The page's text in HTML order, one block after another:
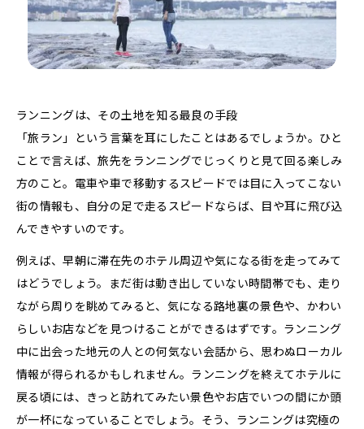
ランニングは、その土地を知る最良の手段
「旅ラン」という言葉を耳にしたことはあるでしょうか。ひと
ことで言えば、旅先をランニングでじっくりと見て回る楽しみ
方のこと。電車や車で移動するスピードでは目に入ってこない
街の情報も、自分の足で走るスピードならば、目や耳に飛び込
んできやすいのです。
例えば、早朝に滞在先のホテル周辺や気になる街を走ってみて
はどうでしょう。まだ街は動き出していない時間帯でも、走り
ながら周りを眺めてみると、気になる路地裏の景色や、かわい
らしいお店などを見つけることができるはずです。ランニング
中に出会った地元の人との何気ない会話から、思わぬローカル
情報が得られるかもしれません。ランニングを終えてホテルに
戻る頃には、きっと訪れてみたい景色やお店でいつの間にか頭
が一杯になっていることでしょう。そう、ランニングは究極の